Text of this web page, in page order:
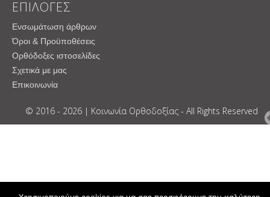
ΕΠΙΛΟΓΕΣ
Ενσωμάτωση άρθρων
Όροι & Προϋποθέσεις
Ορθόδοξες ιστοσελίδες
Σχετικά με μας
Επικοινωνία
© 2016 - 2026 | Κοινωνία Ορθοδοξίας - All Rights Reserved